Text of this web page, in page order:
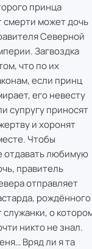
принца
смерти может дочь
Северной
Загвоздка
что по их
если принц
его невесту
супругу приносят
и хоронят
Чтобы
отдавать любимую
правитель
отправляет
рождённого
служанки, о
никто не знал.
Вряд ли я та